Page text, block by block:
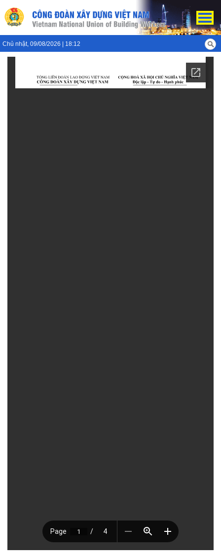
Chủ nhật, 09/08/2026 | 18:12